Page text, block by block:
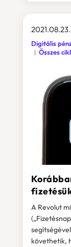
2021.08.23.
Digitális
Összes
A Revolut
követhetik,